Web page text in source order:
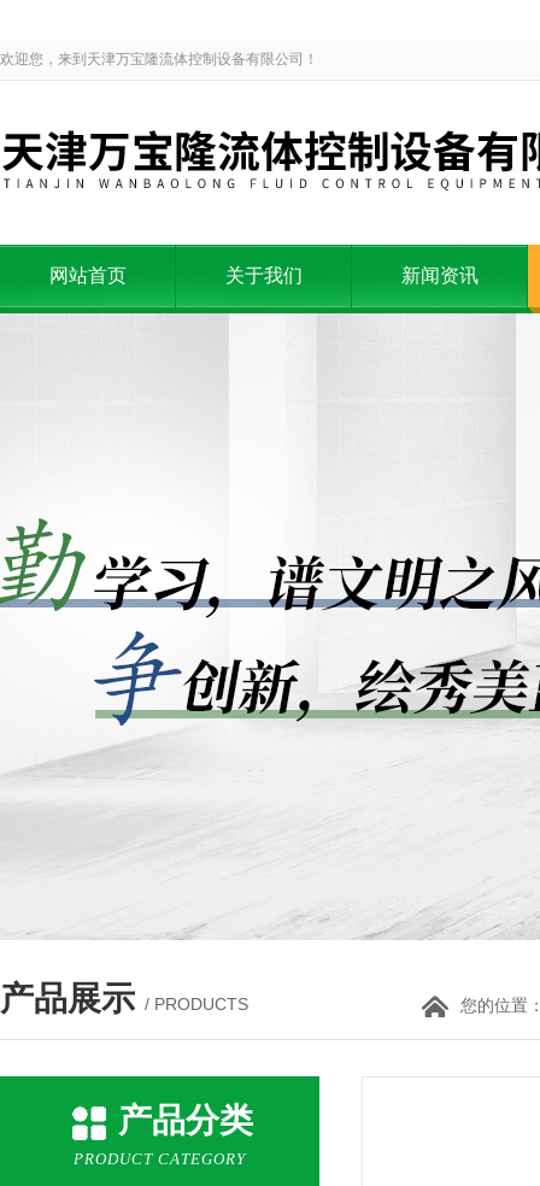
欢迎您，来到天津万宝隆流体控制设备有限公司！
网站首页 关于我们 新闻资讯
产品展示 / PRODUCTS 您的位置
产品分类
PRODUCT CATEGORY